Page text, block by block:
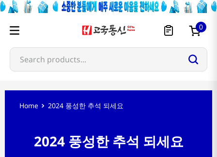
0
Search products...
2024 풍성한 추석 되세요
2024 풍성한 추석 되세요